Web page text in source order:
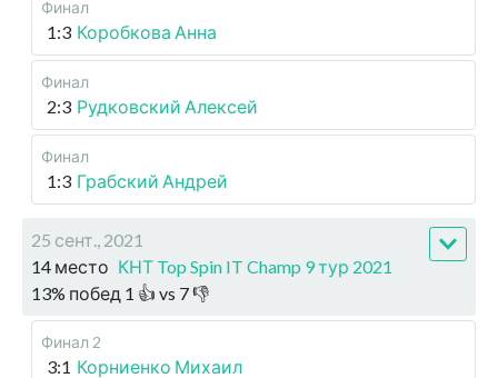
Финал
1:3 Коробкова Анна
Финал
2:3 Рудковский Алексей
Финал
1:3 Грабский Андрей
25 сент., 2021
14 место КНТ Top Spin IT Champ 9 тур 2021
13% побед 1 👍 vs 7👎
Финал 2
3:1 Корниенко Михаил